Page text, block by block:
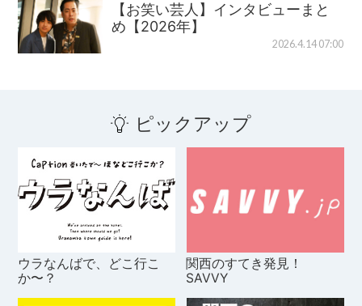
【お笑い芸人】インタビューまと
め【2026年】
2026.4.14 07:00
ピックアップ
ウラなんばで、どこ行こ
か〜？
関西のすてき発見！
SAVVY